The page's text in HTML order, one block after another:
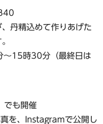
丹精込めて作りあげた
15時30分（最終日は
でも開催
を、Instagramで公開し